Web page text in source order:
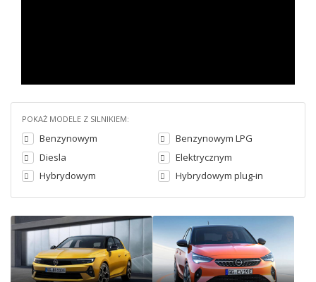
POKAŻ MODELE Z SILNIKIEM:
Benzynowym
Benzynowym LPG
Diesla
Elektrycznym
Hybrydowym
Hybrydowym plug-in